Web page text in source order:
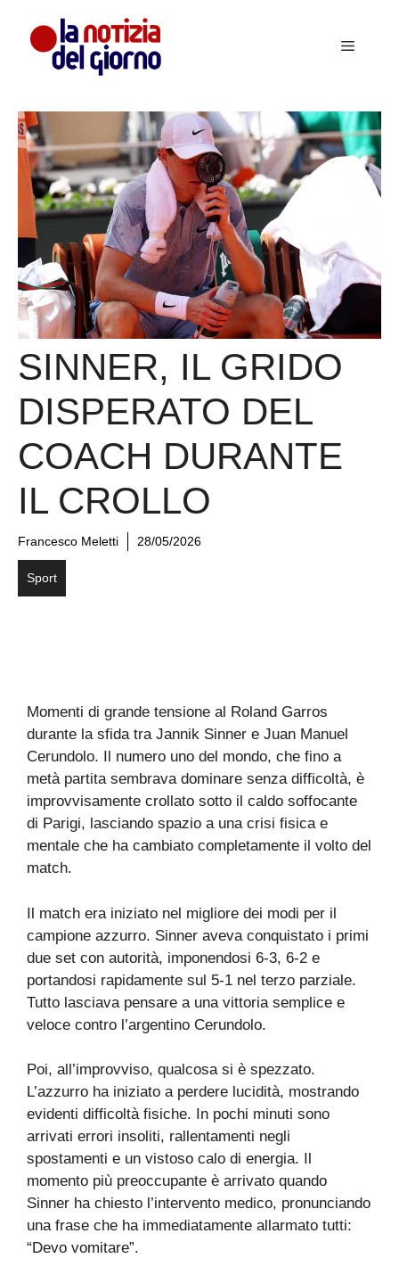
contenuto
Menu
SINNER, IL GRIDO
DISPERATO DEL
COACH DURANTE
IL CROLLO
Francesco Meletti 28/05/2026
Sport
Momenti di grande tensione al Roland Garros
durante la sfida tra Jannik Sinner e Juan Manuel
Cerundolo. Il numero uno del mondo, che fino a
metà partita sembrava dominare senza difficoltà, è
improvvisamente crollato sotto il caldo soffocante
di Parigi, lasciando spazio a una crisi fisica e
mentale che ha cambiato completamente il volto del
match.
Il match era iniziato nel migliore dei modi per il
campione azzurro. Sinner aveva conquistato i primi
due set con autorità, imponendosi 6-3, 6-2 e
portandosi rapidamente sul 5-1 nel terzo parziale.
Tutto lasciava pensare a una vittoria semplice e
veloce contro l’argentino Cerundolo.
Poi, all’improvviso, qualcosa si è spezzato.
L’azzurro ha iniziato a perdere lucidità, mostrando
evidenti difficoltà fisiche. In pochi minuti sono
arrivati errori insoliti, rallentamenti negli
spostamenti e un vistoso calo di energia. Il
momento più preoccupante è arrivato quando
Sinner ha chiesto l’intervento medico, pronunciando
una frase che ha immediatamente allarmato tutti:
“Devo vomitare”.